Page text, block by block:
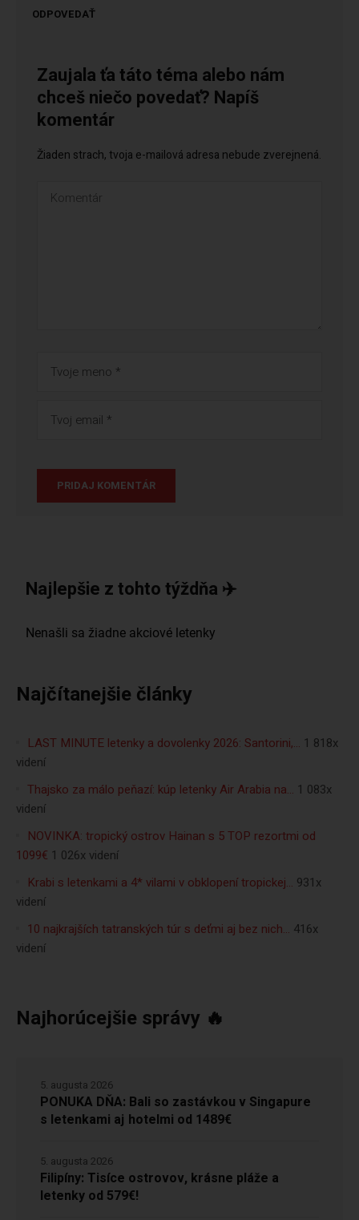
ODPOVEDAŤ
Zaujala ťa táto téma alebo nám
chceš niečo povedať? Napíš
komentár
Žiaden strach, tvoja e-mailová adresa nebude zverejnená.
Najlepšie z tohto týždňa ✈️
Najčítanejšie články
LAST MINUTE letenky a dovolenky 2026: Santorini,… 1 818x
videní
Thajsko za málo peňazí: kúp letenky Air Arabia na… 1 083x
videní
NOVINKA: tropický ostrov Hainan s 5 TOP rezortmi od
1099€ 1 026x videní
Krabi s letenkami a 4* vilami v obklopení tropickej… 931x
videní
10 najkrajších tatranských túr s deťmi aj bez nich… 416x
videní
Najhorúcejšie správy 🔥
PONUKA DŇA: Bali so zastávkou v Singapure
s letenkami aj hotelmi od 1489€
5. augusta 2026
Filipíny: Tisíce ostrovov, krásne pláže a
letenky od 579€!
5. augusta 2026